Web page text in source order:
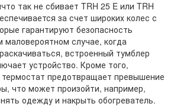
так не сбивает TRH 25 E или TRH
за счет широких колес с
гарантируют безопасность
маловероятном случае, когда
встроенный тумблер
устройство. Кроме того,
предотвращает превышение
что может произойти, например,
одежду и накрыть обогреватель.